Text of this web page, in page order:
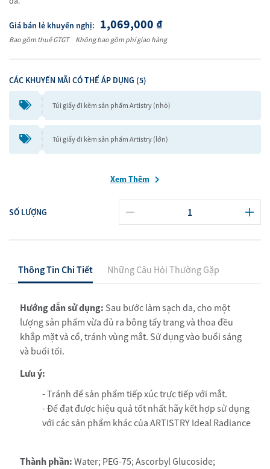
Giá bán lẻ khuyến nghị: 1,069,000 ₫
Bao gồm thuế GTGT| Không bao gồm phí giao hàng
CÁC KHUYẾN MÃI CÓ THỂ ÁP DỤNG (5)
Túi giấy đi kèm sản phẩm Artistry (nhỏ)
Túi giấy đi kèm sản phẩm Artistry (lớn)
Xem Thêm
SỐ LƯỢNG
Thông Tin Chi Tiết Những Câu Hỏi Thường Gặp
Hướng dẫn sử dụng: Sau bước làm sạch da, cho một
lượng sản phẩm vừa đủ ra bông tẩy trang và thoa đều
khắp mặt và cổ, tránh vùng mắt. Sử dụng vào buổi sáng
và buổi tối.
Lưu ý:
- Tránh để sản phẩm tiếp xúc trực tiếp với mắt.
- Để đạt được hiệu quả tốt nhất hãy kết hợp sử dụng
với các sản phẩm khác của ARTISTRY Ideal Radiance
Thành phần: Water; PEG-75; Ascorbyl Glucoside;